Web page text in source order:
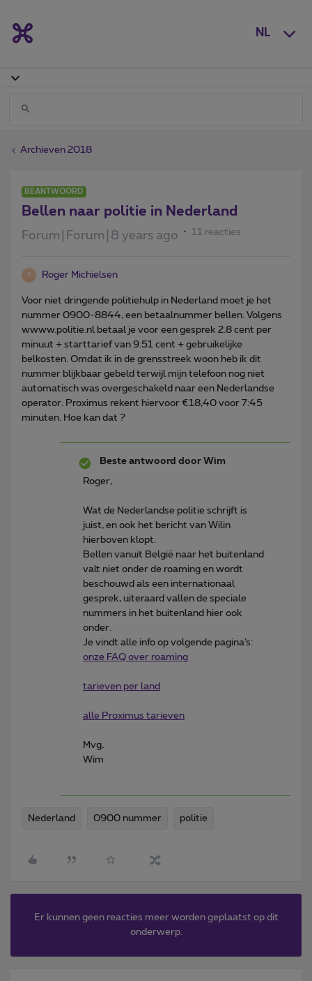
NL
Archieven 2018
BEANTWOORD
Bellen naar politie in Nederland
Forum|Forum|8 years ago 11 reacties
R Roger Michielsen
Voor niet dringende politiehulp in Nederland moet je het
nummer 0900-8844, een betaalnummer bellen. Volgens
wwww.politie.nl betaal je voor een gesprek 2.8 cent per
minuut + starttarief van 9.51 cent + gebruikelijke
belkosten. Omdat ik in de grensstreek woon heb ik dit
nummer blijkbaar gebeld terwijl mijn telefoon nog niet
automatisch was overgeschakeld naar een Nederlandse
operator. Proximus rekent hiervoor €18,40 voor 7:45
minuten. Hoe kan dat ?
Beste antwoord door Wim
Roger,
Wat de Nederlandse politie schrijft is
juist, en ook het bericht van Wilin
hierboven klopt.
Bellen vanuit België naar het buitenland
valt niet onder de roaming en wordt
beschouwd als een internationaal
gesprek, uiteraard vallen de speciale
nummers in het buitenland hier ook
onder.
Je vindt alle info op volgende pagina’s:
onze FAQ over roaming
tarieven per land
alle Proximus tarieven
Mvg,
Wim
Nederland 0900 nummer politie
Er kunnen geen reacties meer worden geplaatst op dit
onderwerp.